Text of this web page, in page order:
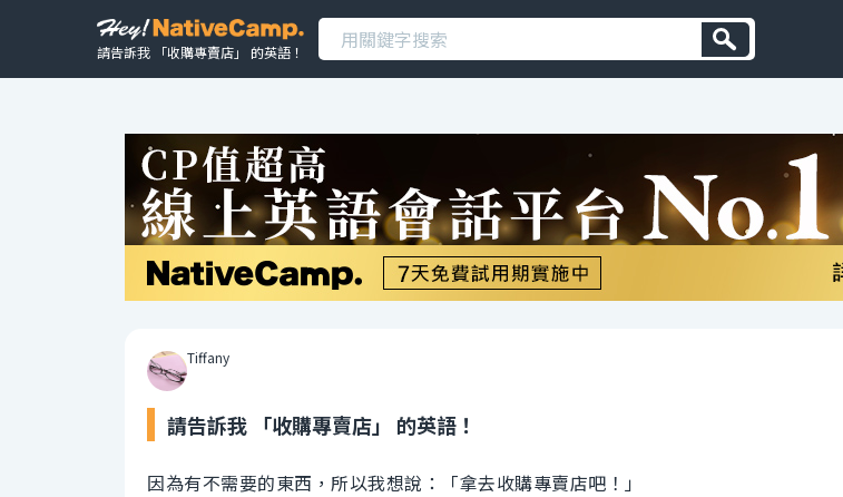
請告訴我 「收購專賣店」 的英語！
Tiffany
請告訴我 「收購專賣店」 的英語！
因為有不需要的東西，所以我想說：「拿去收購專賣店吧！」